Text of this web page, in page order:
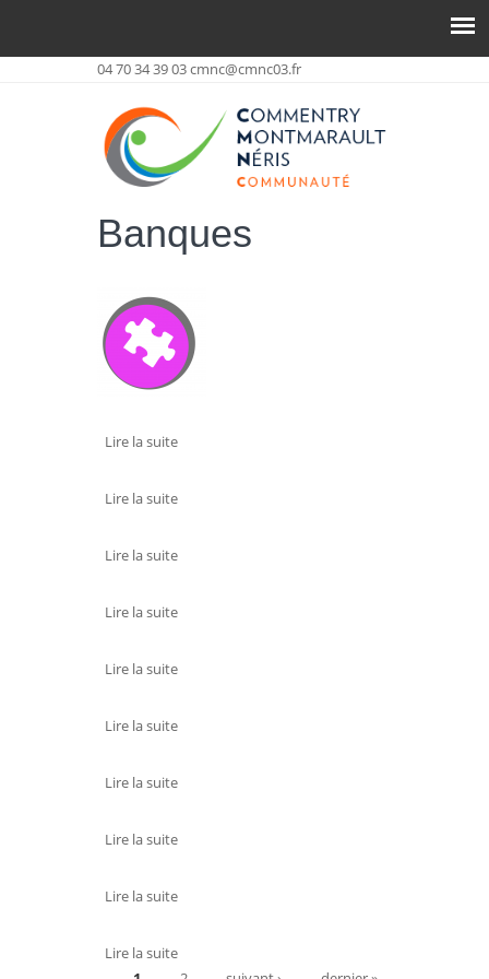
04 70 34 39 03cmnc@cmnc03.fr
Banques
Lire la suitede LA BANQUE POSTALE
Lire la suitede CREDIT MUTUEL
Lire la suitede CREDIT AGRICOLE
Lire la suitede CIC LYONNAISE DE BANQUE
Lire la suitede CAISSE D'EPARGNE
Lire la suitede BPMC
Lire la suitede BNP PARIBAS
Lire la suitede CREDIT AGRICOLE
Lire la suitede BANQUE POPULAIRE DU MASSIF
Lire la suitede CREDIT AGRICOLE CENTRE